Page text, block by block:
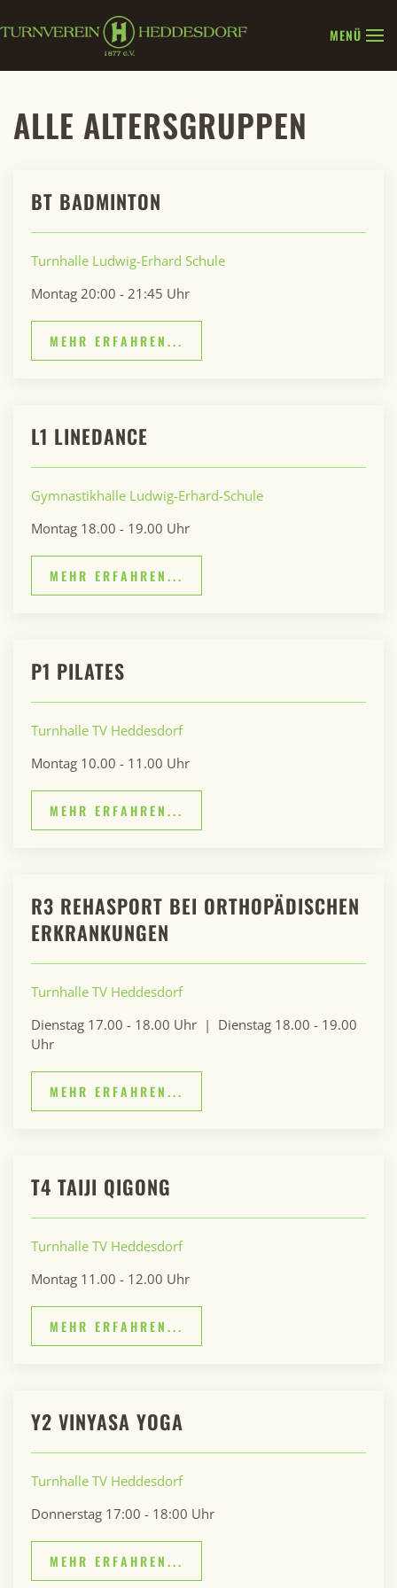
Zum Hauptinhalt springen
MENÜ
ALLE ALTERSGRUPPEN
BT BADMINTON
Turnhalle Ludwig-Erhard Schule
Montag 20:00 - 21:45 Uhr
MEHR ERFAHREN...
L1 LINEDANCE
Gymnastikhalle Ludwig-Erhard-Schule
Montag 18.00 - 19.00 Uhr
MEHR ERFAHREN...
P1 PILATES
Turnhalle TV Heddesdorf
Montag 10.00 - 11.00 Uhr
MEHR ERFAHREN...
R3 REHASPORT BEI ORTHOPÄDISCHEN
ERKRANKUNGEN
Turnhalle TV Heddesdorf
Dienstag 17.00 - 18.00 Uhr | Dienstag 18.00 - 19.00
Uhr
MEHR ERFAHREN...
T4 TAIJI QIGONG
Turnhalle TV Heddesdorf
Montag 11.00 - 12.00 Uhr
MEHR ERFAHREN...
Y2 VINYASA YOGA
Turnhalle TV Heddesdorf
Donnerstag 17:00 - 18:00 Uhr
MEHR ERFAHREN...